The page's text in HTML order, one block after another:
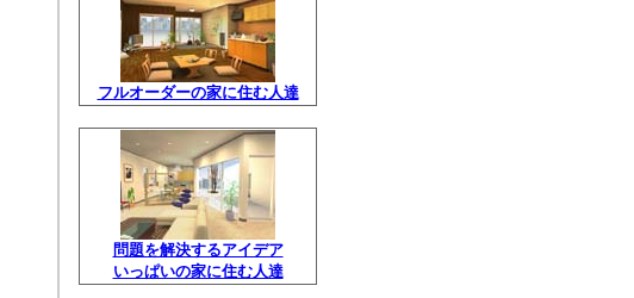
フルオーダーの家に住む人達
問題を解決するアイデア
いっぱいの家に住む人達